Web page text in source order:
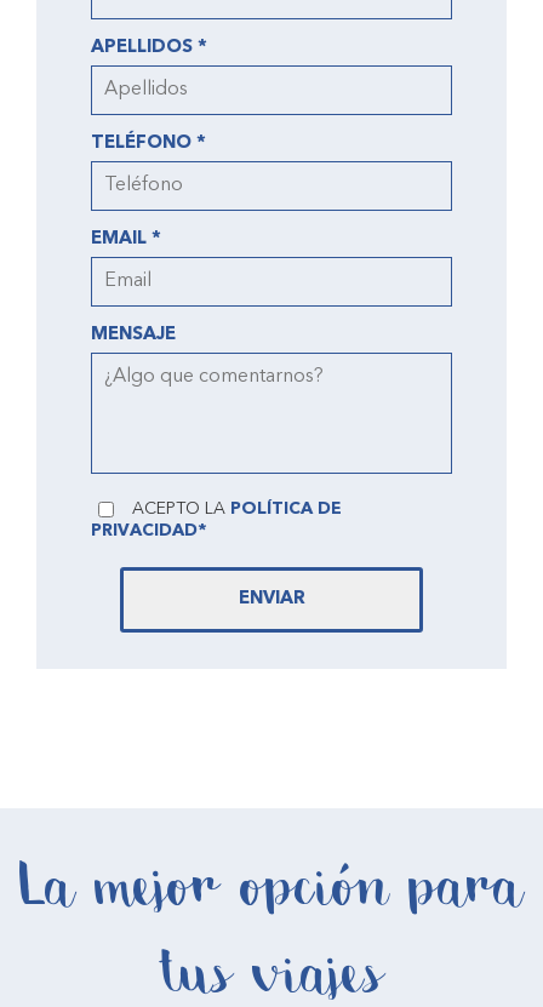
APELLIDOS *
TELÉFONO *
EMAIL *
MENSAJE
ACEPTO LA POLÍTICA DE
PRIVACIDAD*
ENVIAR
La mejor opción para
tus viajes